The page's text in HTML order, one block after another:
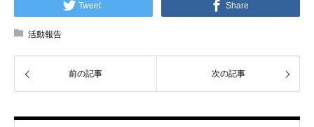
Tweet Share
活動報告
前の記事 次の記事